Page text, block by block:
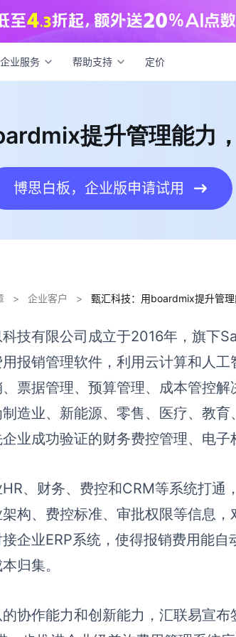
企业服务 帮助支持 定价
提升管理能力，降低管理成本
提升管理能力
博思白板，企业版申请试用
> 企业客户 > 甄汇科技：用boardmix提升管
技有限公司成立于2016年，旗下
报销管理软件，利用云计算和人
票据管理、预算管理、成本管控
造业、新能源、零售、医疗、教
业成功验证的财务费控管理、电子
、财务、费控和CRM等系统打通
构、费控标准、审批权限等信息
企业ERP系统，使得报销费用能
归集。
协作能力和创新能力，汇联易宣